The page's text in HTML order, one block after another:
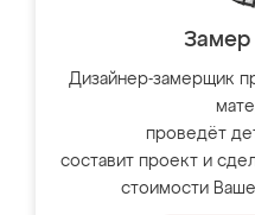
Замер
Дизайнер-замерщик
проведёт
составит проект и
стоимости